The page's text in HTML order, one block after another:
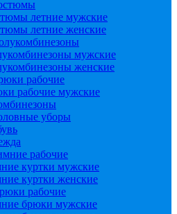
летние мужские
летние женские
мужские
женские
рабочие
рабочие мужские
уборы
рабочие
куртки мужские
куртки женские
рабочие
брюки мужские